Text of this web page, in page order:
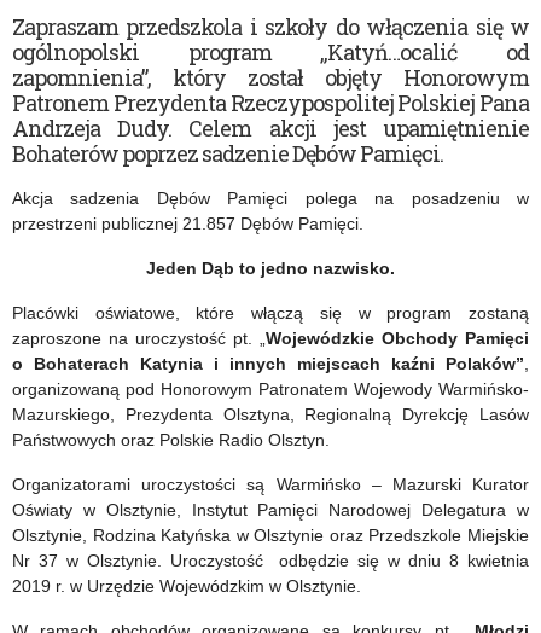
Zapraszam przedszkola i szkoły do włączenia się w
ogólnopolski program „Katyń…ocalić od
zapomnienia”, który został objęty Honorowym
Patronem Prezydenta Rzeczypospolitej Polskiej Pana
Andrzeja Dudy. Celem akcji jest upamiętnienie
Bohaterów poprzez sadzenie Dębów Pamięci.
Akcja sadzenia Dębów Pamięci polega na posadzeniu w
przestrzeni publicznej 21.857 Dębów Pamięci.
Jeden Dąb to jedno nazwisko.
Placówki oświatowe, które włączą się w program zostaną
zaproszone na uroczystość pt. „Wojewódzkie Obchody Pamięci
o Bohaterach Katynia i innych miejscach kaźni Polaków”,
organizowaną pod Honorowym Patronatem Wojewody Warmińsko-
Mazurskiego, Prezydenta Olsztyna, Regionalną Dyrekcję Lasów
Państwowych oraz Polskie Radio Olsztyn.
Organizatorami uroczystości są Warmińsko – Mazurski Kurator
Oświaty w Olsztynie, Instytut Pamięci Narodowej Delegatura w
Olsztynie, Rodzina Katyńska w Olsztynie oraz Przedszkole Miejskie
Nr 37 w Olsztynie. Uroczystość odbędzie się w dniu 8 kwietnia
2019 r. w Urzędzie Wojewódzkim w Olsztynie.
„Katyń…
ocalić
od
zapomnienia”
dysfunkcją
wzroku